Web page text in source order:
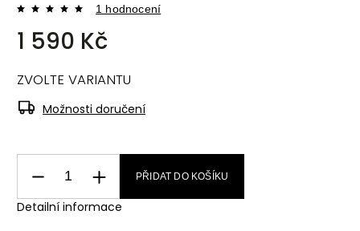
1 hodnocení
1 590 Kč
ZVOLTE VARIANTU
Možnosti doručení
PŘIDAT DO KOŠÍKU
Detailní informace